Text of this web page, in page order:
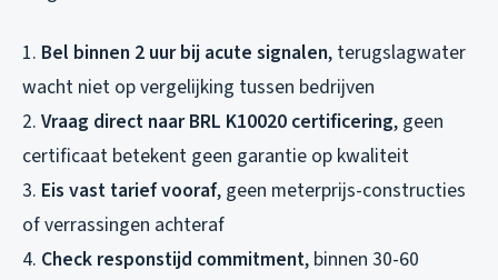
1. Bel binnen 2 uur bij acute signalen, terugslagwater
wacht niet op vergelijking tussen bedrijven
2. Vraag direct naar BRL K10020 certificering, geen
certificaat betekent geen garantie op kwaliteit
3. Eis vast tarief vooraf, geen meterprijs-constructies
of verrassingen achteraf
4. Check responstijd commitment, binnen 30-60